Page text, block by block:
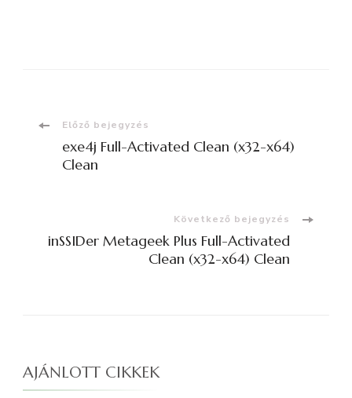
Bejegyzések
navigációja
Előző bejegyzés
exe4j Full-Activated Clean (x32-x64)
Clean
Következő bejegyzés
inSSIDer Metageek Plus Full-Activated
Clean (x32-x64) Clean
AJÁNLOTT CIKKEK